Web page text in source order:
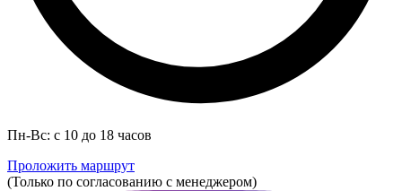
Пн-Вс: с 10 до 18 часов
Проложить маршрут
(Только по согласованию с менеджером)